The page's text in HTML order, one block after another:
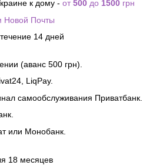
к дому - от500 до 1500 грн
Новой Почты
14 дней
(аванс 500 грн).
LiqPay.
самообслуживания Приватбанк.
или Монобанк.
18 месяцев